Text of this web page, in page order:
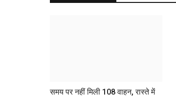
समय पर नहीं मिली 108 वाहन, रास्ते में